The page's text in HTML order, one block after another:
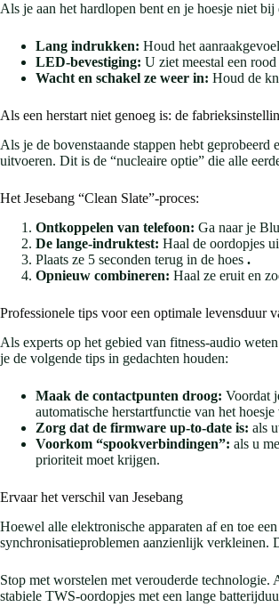
Als je aan het hardlopen bent en je hoesje niet
Lang indrukken: Houd het
LED-bevestiging: U ziet meestal een
Wacht en schakel ze weer in: Houd de
Als een herstart niet genoeg is: de
Als je de bovenstaande stappen hebt geprobeerd
uitvoeren. Dit is de “nucleaire optie” die alle
Het Jesebang “Clean Slate”-proces:
Ontkoppelen van telefoon: Ga naar je
De lange-indruktest: Haal de oordopjes
Plaats ze 5 seconden terug in de hoes .
Opnieuw combineren: Haal ze eruit en
Professionele tips voor een optimale levensduur
Als experts op het gebied van fitness-audio
je de volgende tips in gedachten houden:
Maak de contactpunten droog: Voordat
automatische herstartfunctie van het hoesje
Zorg dat de firmware up-to-date is: als
Voorkom “spookverbindingen”: als u
prioriteit moet krijgen.
Ervaar het verschil van Jesebang
Hoewel alle elektronische apparaten af ​​en toe
synchronisatieproblemen aanzienlijk verkleinen.
Stop met worstelen met verouderde technologie.
stabiele TWS-oordopjes met een lange